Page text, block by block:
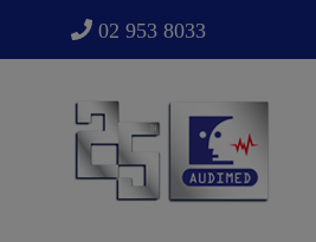
02 953 8033